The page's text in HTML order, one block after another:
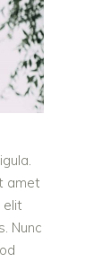
amet
elit
Nunc